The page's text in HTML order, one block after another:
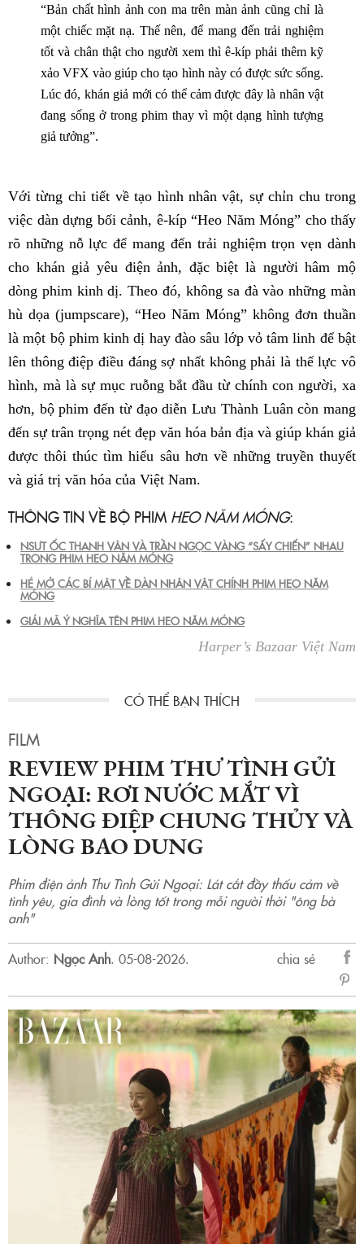
“Bản chất hình ảnh con ma trên màn ảnh cũng chỉ là
một chiếc mặt nạ. Thế nên, để mang đến trải nghiệm
tốt và chân thật cho người xem thì ê-kíp phải thêm kỹ
xảo VFX vào giúp cho tạo hình này có được sức sống.
Lúc đó, khán giả mới có thể cảm được đây là nhân vật
đang sống ở trong phim thay vì một dạng hình tượng
giả tưởng”.
Với từng chi tiết về tạo hình nhân vật, sự chỉn chu trong
việc dàn dựng bối cảnh, ê-kíp “Heo Năm Móng” cho thấy
rõ những nỗ lực để mang đến trải nghiệm trọn vẹn dành
cho khán giả yêu điện ảnh, đặc biệt là người hâm mộ
dòng phim kinh dị. Theo đó, không sa đà vào những màn
hù dọa (jumpscare), “Heo Năm Móng” không đơn thuần
là một bộ phim kinh dị hay đào sâu lớp vỏ tâm linh để bật
lên thông điệp điều đáng sợ nhất không phải là thế lực vô
hình, mà là sự mục ruỗng bắt đầu từ chính con người, xa
hơn, bộ phim đến từ đạo diễn Lưu Thành Luân còn mang
đến sự trân trọng nét đẹp văn hóa bản địa và giúp khán giả
được thôi thúc tìm hiểu sâu hơn về những truyền thuyết
và giá trị văn hóa của Việt Nam.
THÔNG TIN VỀ BỘ PHIM HEO NĂM MÓNG:
NSƯT ỐC THANH VÂN VÀ TRẦN NGỌC VÀNG “SẤY CHIẾN” NHAU
TRONG PHIM HEO NĂM MÓNG
HÉ MỞ CÁC BÍ MẬT VỀ DÀN NHÂN VẬT CHÍNH PHIM HEO NĂM
MÓNG
GIẢI MÃ Ý NGHĨA TÊN PHIM HEO NĂM MÓNG
Harper’s Bazaar Việt Nam
FILM
REVIEW PHIM THƯ TÌNH GỬI
NGOẠI: RƠI NƯỚC MẮT VÌ
THÔNG ĐIỆP CHUNG THỦY VÀ
LÒNG BAO DUNG
Phim điện ảnh Thư Tình Gửi Ngoại: Lát cắt đầy thấu cảm về
tình yêu, gia đình và lòng tốt trong mỗi người thời "ông bà
anh"
Author: Ngọc Anh. 05-08-2026.
chia sẻ
sẻ